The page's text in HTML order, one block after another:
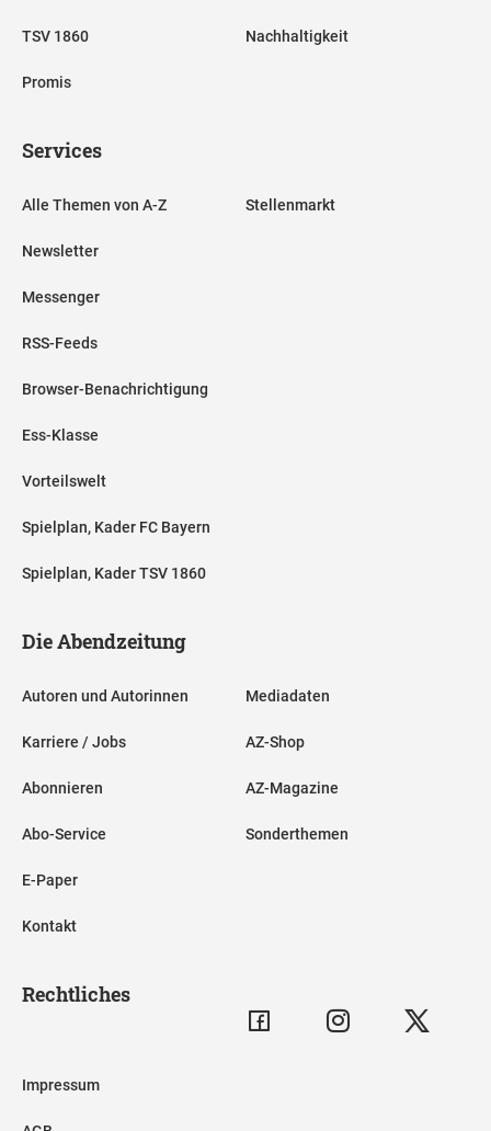
TSV 1860
Promis
Nachhaltigkeit
Services
Alle Themen von A-Z
Newsletter
Messenger
RSS-Feeds
Browser-Benachrichtigung
Ess-Klasse
Vorteilswelt
Spielplan, Kader FC Bayern
Spielplan, Kader TSV 1860
Stellenmarkt
Die Abendzeitung
Autoren und Autorinnen
Karriere / Jobs
Abonnieren
Abo-Service
E-Paper
Kontakt
Mediadaten
AZ-Shop
AZ-Magazine
Sonderthemen
Rechtliches
Impressum